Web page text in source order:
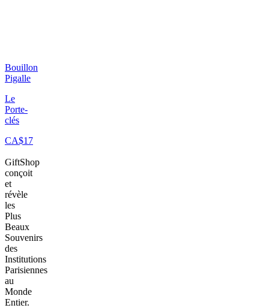
Bouillon
Pigalle
Le
Porte-
clés
CA$17
GiftShop
conçoit
et
révèle
les
Plus
Beaux
Souvenirs
des
Institutions
Parisiennes
au
Monde
Entier.